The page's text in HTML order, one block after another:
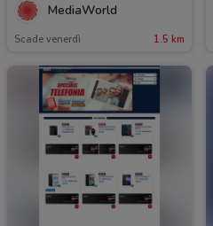
MediaWorld
Scade venerdì 1.5 km